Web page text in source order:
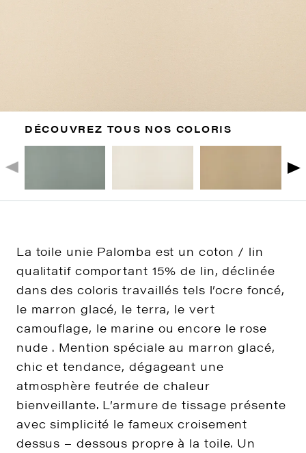
DÉCOUVREZ TOUS NOS COLORIS
La toile unie Palomba est un coton / lin
qualitatif comportant 15% de lin, déclinée
dans des coloris travaillés tels l’ocre foncé,
le marron glacé, le terra, le vert
camouflage, le marine ou encore le rose
nude . Mention spéciale au marron glacé,
chic et tendance, dégageant une
atmosphère feutrée de chaleur
bienveillante. L’armure de tissage présente
avec simplicité le fameux croisement
dessus – dessous propre à la toile. Un